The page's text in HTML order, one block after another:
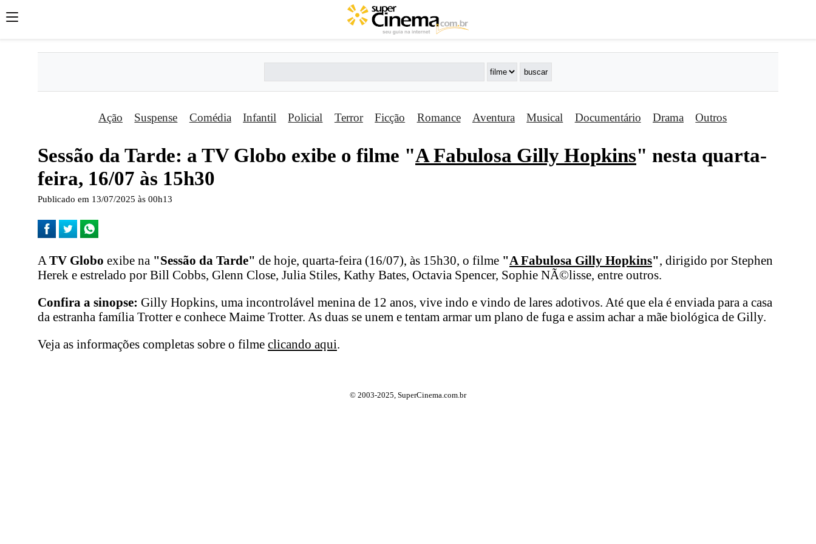
Ação Suspense Comédia Infantil Policial Terror Ficção Romance Aventura Musical Documentário Drama Outros
Sessão da Tarde: a TV Globo exibe o filme "A Fabulosa Gilly Hopkins" nesta quarta-
feira, 16/07 às 15h30
Publicado em 13/07/2025 às 00h13
A TV Globo exibe na "Sessão da Tarde" de hoje, quarta-feira (16/07), às 15h30, o filme "A Fabulosa Gilly Hopkins", dirigido por Stephen
Herek e estrelado por Bill Cobbs, Glenn Close, Julia Stiles, Kathy Bates, Octavia Spencer, Sophie NÃ©lisse, entre outros.
Confira a sinopse: Gilly Hopkins, uma incontrolável menina de 12 anos, vive indo e vindo de lares adotivos. Até que ela é enviada para a casa
da estranha família Trotter e conhece Maime Trotter. As duas se unem e tentam armar um plano de fuga e assim achar a mãe biológica de Gilly.
Veja as informações completas sobre o filme clicando aqui.
© 2003-2025, SuperCinema.com.br